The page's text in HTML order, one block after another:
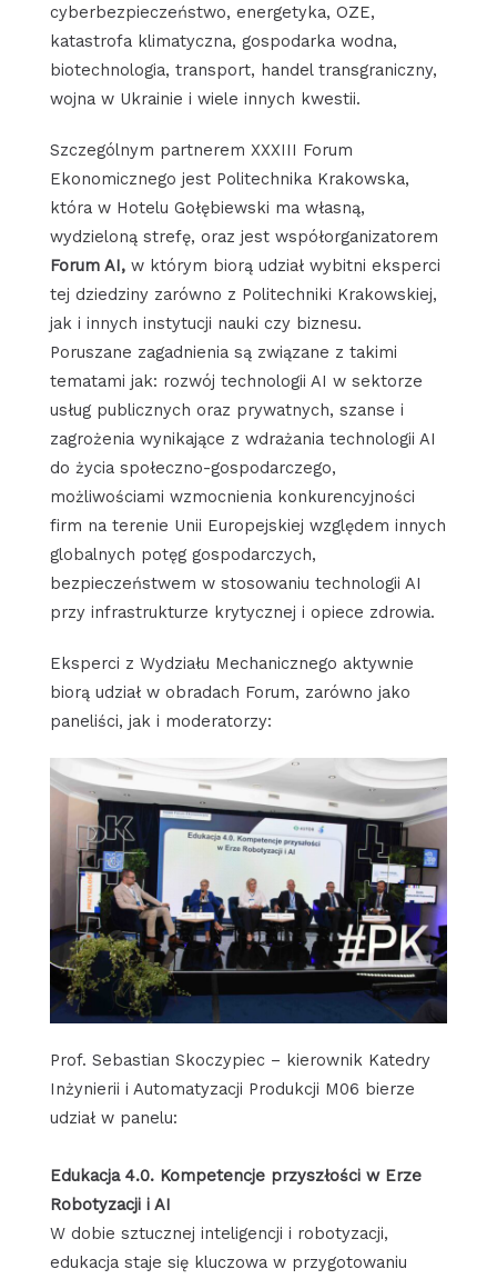
cyberbezpieczeństwo, energetyka, OZE,
katastrofa klimatyczna, gospodarka wodna,
biotechnologia, transport, handel transgraniczny,
wojna w Ukrainie i wiele innych kwestii.
Szczególnym partnerem XXXIII Forum
Ekonomicznego jest Politechnika Krakowska,
która w Hotelu Gołębiewski ma własną,
wydzieloną strefę, oraz jest współorganizatorem
Forum AI, w którym biorą udział wybitni eksperci
tej dziedziny zarówno z Politechniki Krakowskiej,
jak i innych instytucji nauki czy biznesu.
Poruszane zagadnienia są związane z takimi
tematami jak: rozwój technologii AI w sektorze
usług publicznych oraz prywatnych, szanse i
zagrożenia wynikające z wdrażania technologii AI
do życia społeczno-gospodarczego,
możliwościami wzmocnienia konkurencyjności
firm na terenie Unii Europejskiej względem innych
globalnych potęg gospodarczych,
bezpieczeństwem w stosowaniu technologii AI
przy infrastrukturze krytycznej i opiece zdrowia.
Eksperci z Wydziału Mechanicznego aktywnie
biorą udział w obradach Forum, zarówno jako
paneliści, jak i moderatorzy:
Prof. Sebastian Skoczypiec – kierownik Katedry
Inżynierii i Automatyzacji Produkcji M06 bierze
udział w panelu:
Edukacja 4.0. Kompetencje przyszłości w Erze
Robotyzacji i AI
W dobie sztucznej inteligencji i robotyzacji,
edukacja staje się kluczowa w przygotowaniu